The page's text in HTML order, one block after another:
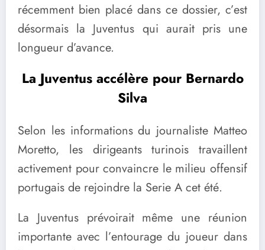
récemment bien placé dans ce dossier, c’est
désormais la Juventus qui aurait pris une
longueur d’avance.
La Juventus accélère pour Bernardo
Silva
Selon les informations du journaliste Matteo
Moretto, les dirigeants turinois travaillent
activement pour convaincre le milieu offensif
portugais de rejoindre la Serie A cet été.
La Juventus prévoirait même une réunion
importante avec l’entourage du joueur dans